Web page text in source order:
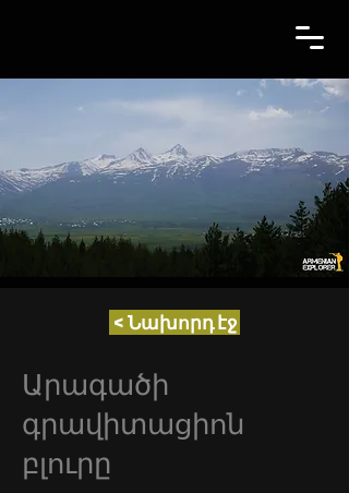
< Նախորդ էջ
Արագածի
գրավիտացիոն
բլուրը